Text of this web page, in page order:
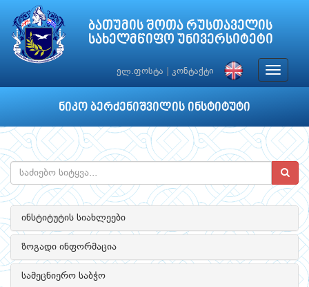
ბათუმის შოთა რუსთაველის
სახელმწიფო უნივერსიტეტი
ელ.ფოსტა კონტაქტი
Toggle
ნიკო ბერძენიშვილის ინსტიტუტი
ინსტიტუტის სიახლეები
ზოგადი ინფორმაცია
სამეცნიერო საბჭო